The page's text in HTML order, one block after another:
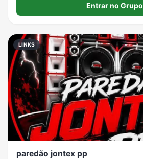
Entrar no Grupo
LINKS
paredão jontex pp